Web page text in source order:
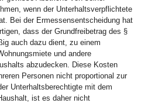
wenn der Unterhaltsverpflichtete
Bei der Ermessensentscheidung hat
dass der Grundfreibetrag des §
auch dazu dient, zu einem
und andere
abzudecken. Diese Kosten
Personen nicht proportional zur
Unterhaltsberechtigte mit dem
ist es daher nicht